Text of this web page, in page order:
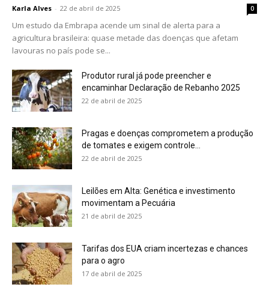
Karla Alves - 22 de abril de 2025 0
Um estudo da Embrapa acende um sinal de alerta para a
agricultura brasileira: quase metade das doenças que afetam
lavouras no país pode se...
Produtor rural já pode preencher e
encaminhar Declaração de Rebanho 2025
22 de abril de 2025
Pragas e doenças comprometem a produção
de tomates e exigem controle...
22 de abril de 2025
Leilões em Alta: Genética e investimento
movimentam a Pecuária
21 de abril de 2025
Tarifas dos EUA criam incertezas e chances
para o agro
17 de abril de 2025